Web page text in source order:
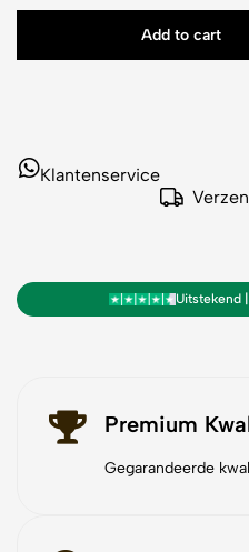
Add to cart
Klantenservice
Uitstekend
Premium
Gegarandeerde